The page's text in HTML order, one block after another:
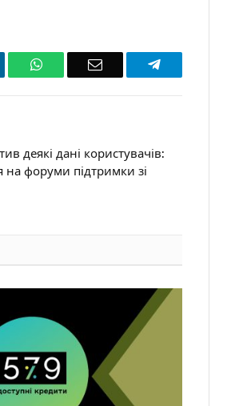
WhatsAppEmail Telegram
деякі дані користувачів:
на форуми підтримки зі